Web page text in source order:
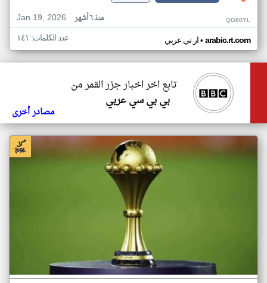
Jan 19, 2026
منذ ٦ أشهر QG60YL
ار تي عربي• arabic.rt.com عدد الكلمات: ١٤١
تابع اخر اخبار جزر القمر من
بي بي سي عربي
مصادر أخرى